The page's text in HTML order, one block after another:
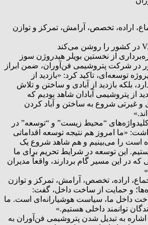
اراده، تخصص، آرامش، تمرکز و توازن
از نخستین بویلر هیدروژن سوز
شرکت پتروشیمی فن‌آوران، ضمن ابراز
توسعه‌ای، تاکید کرد: «بازدید از
بلکه بازدید از آبادی و ساختن و تلاش
از پتروشیمی آبادان شاهد بودیم که
و غیرتی شروع به ساختن و آباد کردن
“محیط زیست” و “توسعه” در
«ما امروز هم نتیجه توسعه اقداماتی
است را می‌بینیم و هم شاهد شروع یک
این توسعه در شرایط تحریم برای ما
در این مسیر گام بردارند، واقعاً مدیران
اراده، تخصص، آرامش، تمرکز و توازن
و حمایت از ساخت داخل، گفت:
داخل ما، سیاست هوشیارانه‌ای است. ما
توانمند داخلی هستیم.»
اشاره به تبدیل شدن پتروشیمی فن‌آوران به